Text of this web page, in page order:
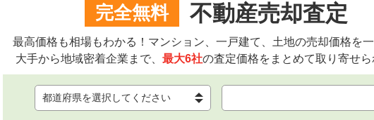
完全無料 不動産売却査定
最高価格も相場もわかる！マンション、一戸建て、土地の売却価格を
大手から地域密着企業まで、 最大6社の査定価格をまとめて取り寄せ